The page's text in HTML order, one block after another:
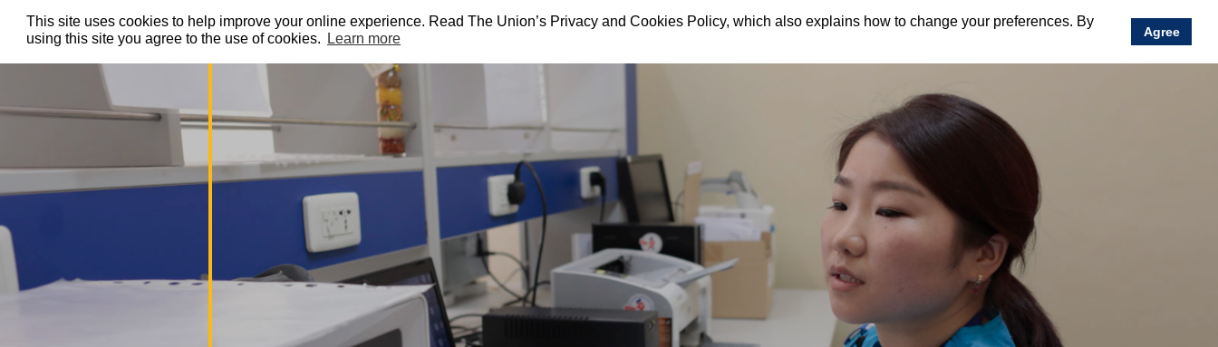
This site uses cookies to help improve your online experience. Read The Union’s Privacy and Cookies Policy, which also explains how to change your preferences. By
using this site you agree to the use of cookies.
Learn more Agree
EXPLORER